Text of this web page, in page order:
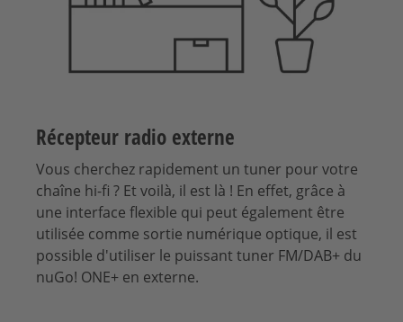
Récepteur radio externe
Vous cherchez rapidement un tuner pour votre
chaîne hi-fi ? Et voilà, il est là ! En effet, grâce à
une interface flexible qui peut également être
utilisée comme sortie numérique optique, il est
possible d'utiliser le puissant tuner FM/DAB+ du
nuGo! ONE+ en externe.